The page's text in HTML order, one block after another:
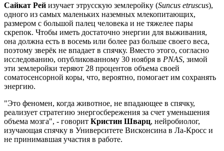
Сайкат Рей изучает этрусскую землеройку (Suncus etruscus),
одного из самых маленьких наземных млекопитающих,
размером с большой палец человека и не тяжелее пары
скрепок. Чтобы иметь достаточно энергии для выживания,
она должна есть в восемь или более раз больше своего веса,
поэтому зверёк не впадает в спячку. Вместо этого, согласно
исследованию, опубликованному 30 ноября в PNAS, зимой
эти землеройки теряют 28 процентов объема своей
соматосенсорной коры, что, вероятно, помогает им сохранять
энергию.
"Это феномен, когда животное, не впадающее в спячку,
реализует стратегию энергосбережения за счет уменьшения
объема мозга", - говорит Кристин Шварц, нейробиолог,
изучающая спячку в Университете Висконсина в Ла-Кросс и
не принимавшая участия в работе.